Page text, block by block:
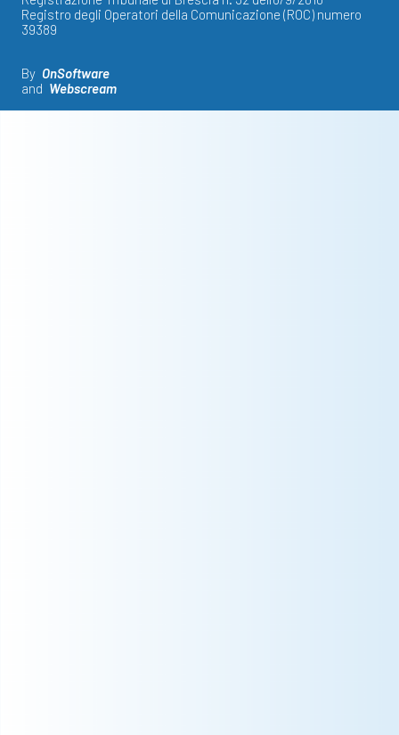
Registro degli Operatori della Comunicazione (ROC) numero
39389
By OnSoftware
and Webscream